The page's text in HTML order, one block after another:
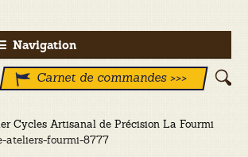
Navigation
Carnet de commandes >>>
Cycles Artisanal de Précision La Fourmi
ateliers-fourmi-8777